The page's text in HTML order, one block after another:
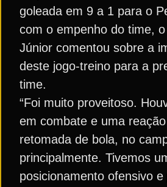
goleada em 9 a 1 para o
com o empenho do time,
Júnior comentou sobre a
deste jogo-treino para a
time.
“Foi muito proveitoso.
em combate e uma
retomada de bola, no
principalmente. Tivemos
posicionamento ofensivo